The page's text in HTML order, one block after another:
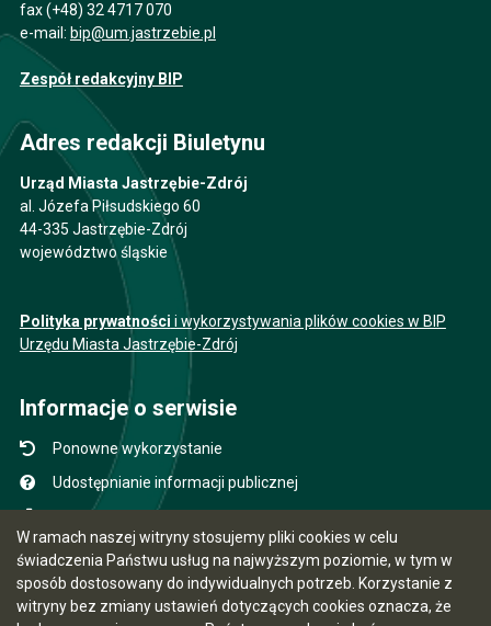
W ramach naszej witryny stosujemy pliki cookies w celu
świadczenia Państwu usług na najwyższym poziomie, w tym w
sposób dostosowany do indywidualnych potrzeb. Korzystanie z
witryny bez zmiany ustawień dotyczących cookies oznacza, że
fax (+48) 32 4717 070
e-mail: bip@um.jastrzebie.pl
Zespół redakcyjny BIP
Adres redakcji Biuletynu
Urząd Miasta Jastrzębie-Zdrój
al. Józefa Piłsudskiego 60
44-335 Jastrzębie-Zdrój
województwo śląskie
Polityka prywatności i wykorzystywania plików cookies w BIP
Urzędu Miasta Jastrzębie-Zdrój
Informacje o serwisie
Ponowne wykorzystanie
Udostępnianie informacji publicznej
Instrukcja obsługi
Statystyki oglądalności
Ostatnio dodane